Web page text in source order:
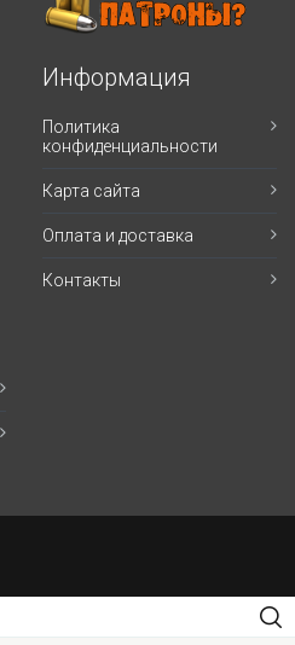
Информация
Политика
конфиденциальности
Карта сайта
Оплата и доставка
Контакты